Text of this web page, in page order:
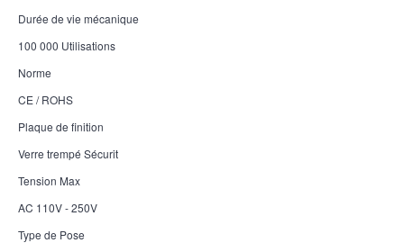
Durée de vie mécanique
100 000 Utilisations
Norme
CE / ROHS
Plaque de finition
Verre trempé Sécurit
Tension Max
AC 110V - 250V
Type de Pose